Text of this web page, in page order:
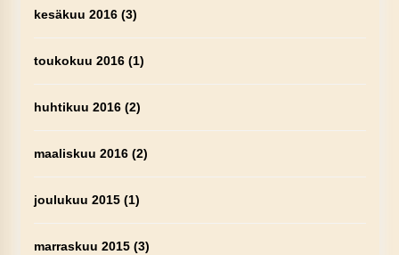
kesäkuu 2016(3)
toukokuu 2016(1)
huhtikuu 2016(2)
maaliskuu 2016(2)
joulukuu 2015(1)
marraskuu 2015(3)